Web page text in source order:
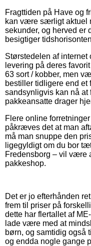
Fragttiden på Have og
kan være særligt aktuel
sekunder, og herved er
besigtiger
Størstedelen af internet
levering på deres
63 sort / kobber, men
bestiller tidligere end
sandsynligvis kan nå at
pakkeansatte drager
Flere online
påkræves det at man
må man snuppe den
ligegyldigt om du bor
Fredensborg – vil være
pakkeshop.
Det er jo efterhånden
frem til priser på
dette har flertallet af
lade være med at
børn, og samtidig også
og endda nogle gange